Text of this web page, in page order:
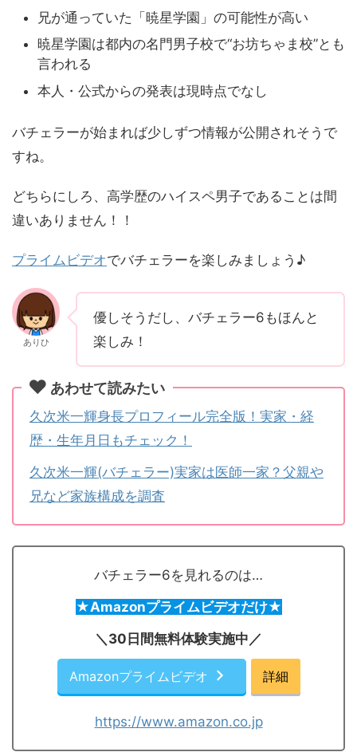
兄が通っていた「暁星学園」の可能性が高い
暁星学園は都内の名門男子校で“お坊ちゃま校”とも
言われる
本人・公式からの発表は現時点でなし
バチェラーが始まれば少しずつ情報が公開されそうで
すね。
どちらにしろ、高学歴のハイスペ男子であることは間
違いありません！！
プライムビデオでバチェラーを楽しみましょう♪
ありひ
優しそうだし、バチェラー6もほんと
楽しみ！
あわせて読みたい
久次米一輝身長プロフィール完全版！実家・経
歴・生年月日もチェック！
久次米一輝(バチェラー)実家は医師一家？父親や
兄など家族構成を調査
バチェラー6を見れるのは…
★Amazonプライムビデオだけ★
＼30日間無料体験実施中／
Amazonプライムビデオ 詳細
https://www.amazon.co.jp